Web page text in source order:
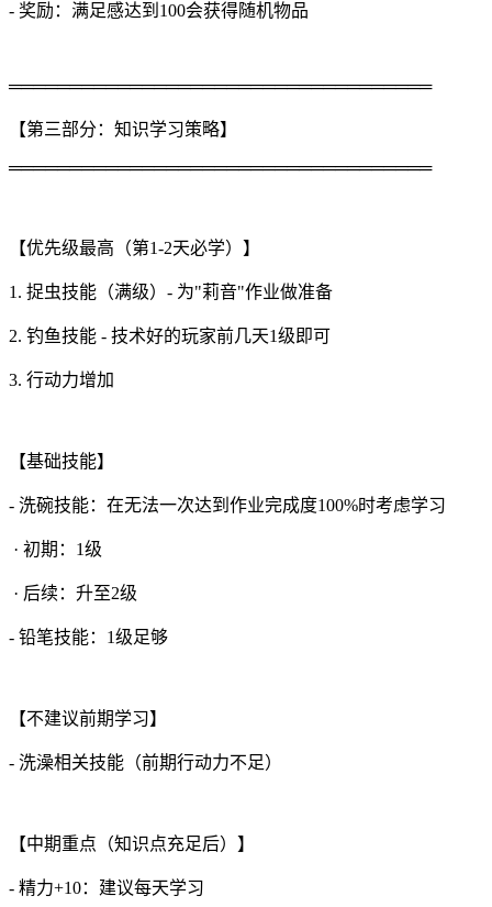
- 奖励：满足感达到100会获得随机物品
═══════════════════════════════════
【第三部分：知识学习策略】
═══════════════════════════════════
【优先级最高（第1-2天必学）】
1. 捉虫技能（满级）- 为"莉音"作业做准备
2. 钓鱼技能 - 技术好的玩家前几天1级即可
3. 行动力增加
【基础技能】
- 洗碗技能：在无法一次达到作业完成度100%时考虑学习
· 初期：1级
· 后续：升至2级
- 铅笔技能：1级足够
【不建议前期学习】
- 洗澡相关技能（前期行动力不足）
【中期重点（知识点充足后）】
- 精力+10：建议每天学习